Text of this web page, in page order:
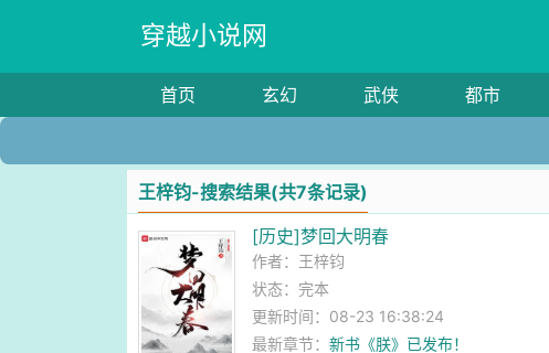
穿越小说网
首页 玄幻 武侠 都市
王梓钧-搜索结果(共7条记录)
[历史]梦回大明春
作者： 王梓钧
状态：完本
更新时间：08-23 16:38:24
最新章节：新书《朕》已发布！